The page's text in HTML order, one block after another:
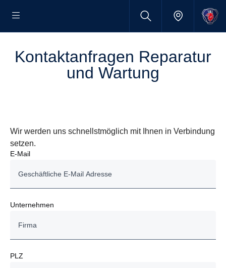
Kontaktanfragen Reparatur
und Wartung
Wir werden uns schnellstmöglich mit Ihnen in Verbindung
setzen.
E-Mail
Unternehmen
PLZ